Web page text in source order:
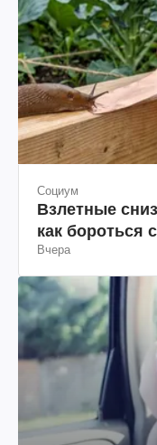
Социум
Взлетные
как бороться
Вчера